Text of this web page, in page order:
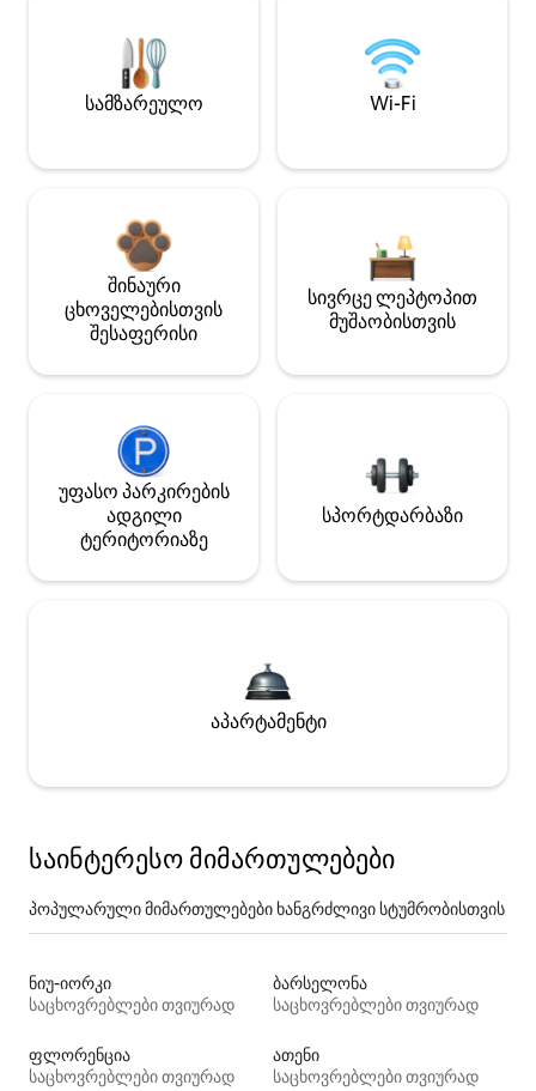
სამზარეულო Wi-Fi
შინაური
ცხოველებისთვის
შესაფერისი
სივრცე ლეპტოპით
მუშაობისთვის
უფასო პარკირების
ადგილი
ტერიტორიაზე
სპორტდარბაზი
აპარტამენტი
საინტერესო მიმართულებები
პოპულარული მიმართულებები ხანგრძლივი სტუმრობისთვის
ნიუ-იორკი
საცხოვრებლები თვიურად
ბარსელონა
საცხოვრებლები თვიურად
ფლორენცია
საცხოვრებლები თვიურად
ათენი
საცხოვრებლები თვიურად